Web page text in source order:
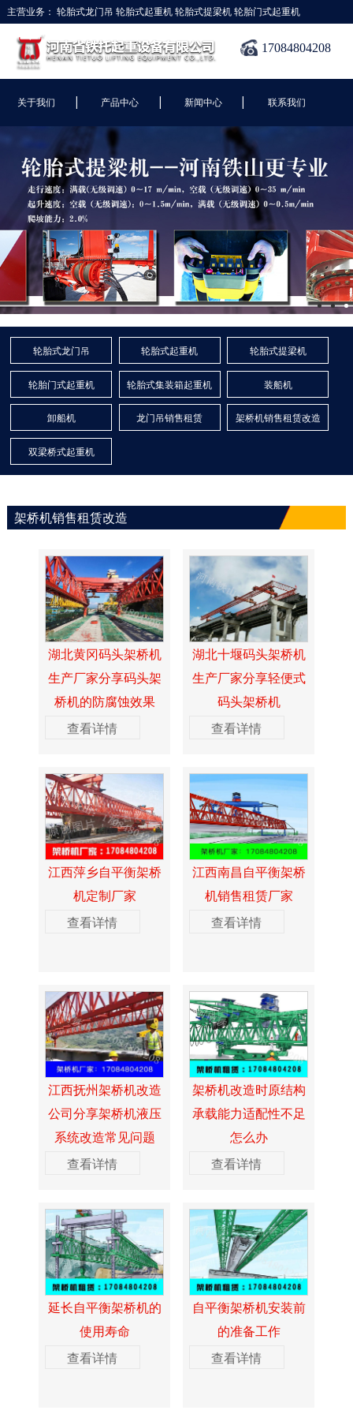
主营业务： 轮胎式龙门吊 轮胎式起重机轮胎式提梁机轮胎门式起重机
17084804208
关于我们 | 产品中心 | 新闻中心 | 联系我们
轮胎式龙门吊 轮胎式起重机 轮胎式提梁机
轮胎门式起重机 轮胎式集装箱起重机 装船机
卸船机 龙门吊销售租赁 架桥机销售租赁改造
双梁桥式起重机
架桥机销售租赁改造
湖北黄冈码头架桥机
生产厂家分享码头架
桥机的防腐蚀效果
查看详情
湖北十堰码头架桥机
生产厂家分享轻便式
码头架桥机
查看详情
江西萍乡自平衡架桥
机定制厂家
查看详情
江西南昌自平衡架桥
机销售租赁厂家
查看详情
江西抚州架桥机改造
公司分享架桥机液压
系统改造常见问题
查看详情
架桥机改造时原结构
承载能力适配性不足
怎么办
查看详情
延长自平衡架桥机的
使用寿命
查看详情
自平衡架桥机安装前
的准备工作
查看详情